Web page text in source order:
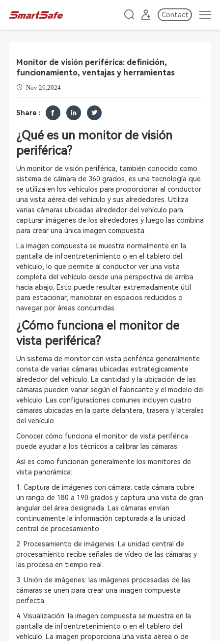
Contact
Monitor de visión periférica: definición,
funcionamiento, ventajas y herramientas
Nov 26,2024
Share :
¿Qué es un monitor de visión
periférica?
Un monitor de visión periférica, también conocido como
sistema de cámara de 360 grados, es una tecnología que
se utiliza en los vehículos para proporcionar al conductor
una vista aérea del vehículo y sus alrededores. Utiliza
varias cámaras ubicadas alrededor del vehículo para
capturar imágenes de los alrededores y luego las combina
para crear una única imagen compuesta.
La imagen compuesta se muestra normalmente en la
pantalla de infoentretenimiento o en el tablero del
vehículo, lo que permite al conductor ver una vista
completa del vehículo desde una perspectiva de arriba
hacia abajo. Esto puede resultar extremadamente útil
para estacionar, maniobrar en espacios reducidos o
navegar por áreas concurridas.
¿Cómo funciona el monitor de
vista periférica?
Un sistema de monitor con vista periférica generalmente
consta de varias cámaras ubicadas estratégicamente
alrededor del vehículo. La cantidad y la ubicación de las
cámaras pueden variar según el fabricante y el modelo del
vehículo. Las configuraciones comunes incluyen cuatro
cámaras ubicadas en la parte delantera, trasera y laterales
del vehículo.
Conocer cómo funciona el monitor de vista periférica
puede ayudar a los técnicos a calibrar las cámaras.
Así es como funcionan generalmente los monitores de
vista panorámica:
1. Captura de imágenes con cámara: cada cámara cubre
un rango de 180 a 190 grados y captura una vista de gran
angular del área designada. Las cámaras envían
continuamente la información capturada a la unidad
central de procesamiento.
2. Procesamiento de imágenes: La unidad central de
procesamiento recibe señales de vídeo de las cámaras y
las procesa en tiempo real.
3. Unión de imágenes: las imágenes procesadas de las
cámaras se unen para crear una imagen compuesta
perfecta.
4. Visualización: la imagen compuesta se muestra en la
pantalla de infoentretenimiento o en el tablero del
vehículo. La imagen proporciona una vista aérea o de